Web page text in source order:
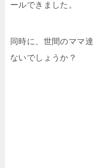
ールできました。
同時に、世間のママ
ないでしょうか？